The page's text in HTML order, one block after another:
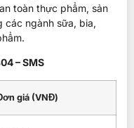
toàn thực phẩm, sản
các ngành sữa, bia,
– SMS
giá (VNĐ)